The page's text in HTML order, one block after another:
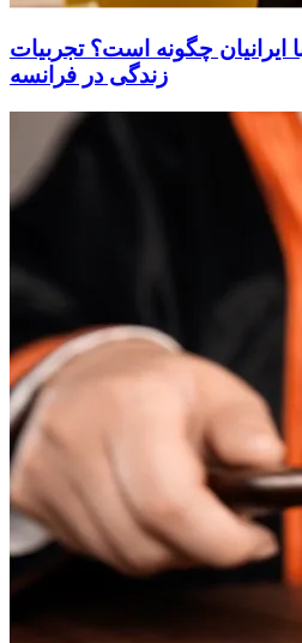
ایرانیان چگونه است؟ تجربیات
زندگی در فرانسه